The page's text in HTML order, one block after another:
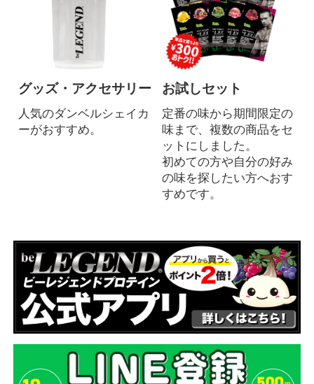
グッズ・アクセサリー
人気のダンベルシェイカ
ーがおすすめ。
お試しセット
定番の味から期間限定の
味まで、複数の商品をセ
ットにしました。
初めての方や自分の好み
の味を探したい方へおす
すめです。